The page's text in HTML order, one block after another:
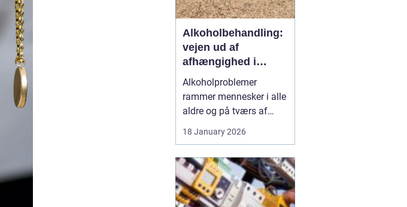
Alkoholbehandling:
vejen ud af
afhængighed i
trygge rammer
Alkoholproblemer
rammer mennesker i alle
aldre og på tværs af
starter det med hygge,
at dæmpe uro og svære
følelser på. Langsomt
flytter alkoholen græns...
18 January 2026